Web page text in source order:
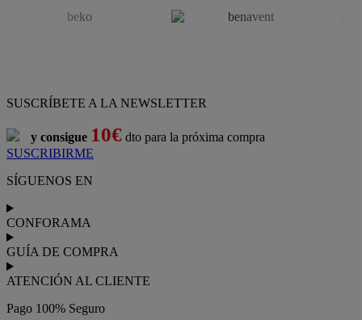
SUSCRÍBETE A LA NEWSLETTER
y consigue 10€ dto para la próxima compra
SUSCRIBIRME
SÍGUENOS EN
CONFORAMA
GUÍA DE COMPRA
ATENCIÓN AL CLIENTE
Pago 100% Seguro